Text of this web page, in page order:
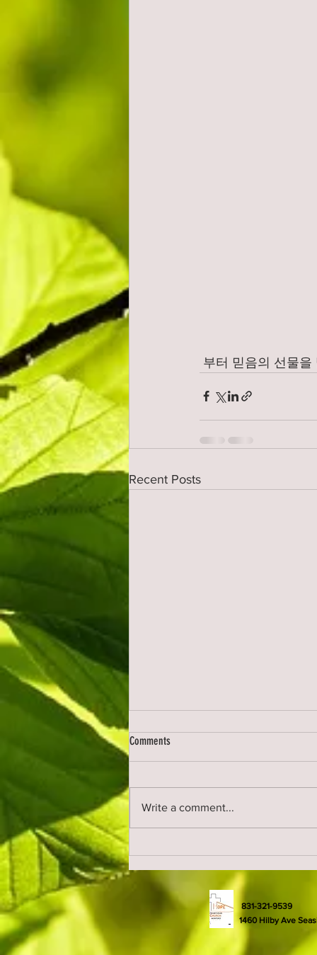
부터 믿음의 선물을
Recent Posts
주일행사(성경퀴즈)
Comments
Write a comment...
831-321-9539
1460 Hilby Ave